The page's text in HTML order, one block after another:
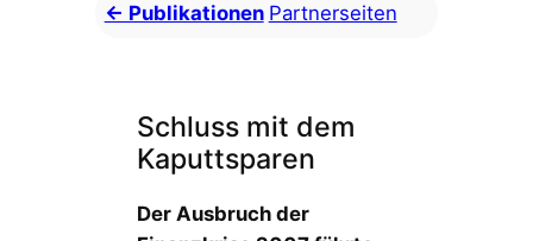
← Publikationen Partnerseiten
Schluss mit dem
Kaputtsparen
Der Ausbruch der